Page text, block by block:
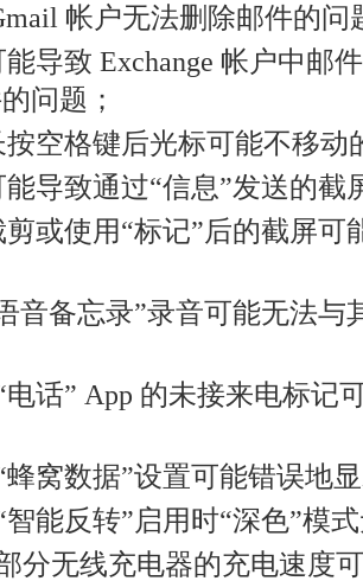
帐户无法删除邮件的问
导致 Exchange 帐户中邮
问题；
空格键后光标可能不移动
导致通过“信息”发送的截
或使用“标记”后的截屏可
音备忘录”录音可能无法与
电话” App 的未接来电标记
蜂窝数据”设置可能错误地
智能反转”启用时“深色”模
分无线充电器的充电速度